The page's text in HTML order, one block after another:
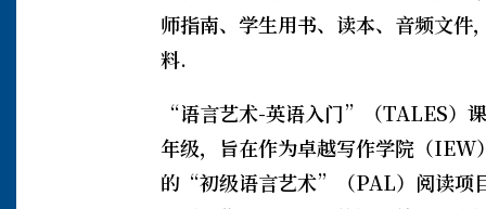
师指南、学生用书、读本、音频文件
料.
“语言艺术-英语入门”（TALES）
年级，旨在作为卓越写作学院（IEW
的“初级语言艺术”（PAL）阅读项